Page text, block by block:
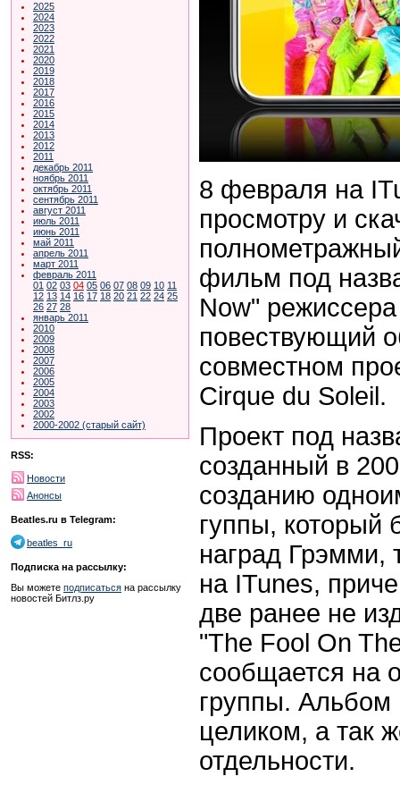
2025
2024
2023
2022
2021
2020
2019
2018
2017
2016
2015
2014
2013
2012
2011
декабрь 2011
ноябрь 2011
октябрь 2011
сентябрь 2011
август 2011
июль 2011
июнь 2011
май 2011
апрель 2011
март 2011
февраль 2011
01 02 03 04 05 06 07 08 09 10 11
12 13 14 16 17 18 20 21 22 24 25
26 27 28
январь 2011
2010
2009
2008
2007
2006
2005
2004
2003
2002
2000-2002 (старый сайт)
RSS:
Новости
Анонсы
Beatles.ru в Telegram:
beatles_ru
Подписка на рассылку:
Вы можете подписаться на рассылку
новостей Битлз.ру
8 февраля на
просмотру и
фильм под
Now"
повествующий
совместном
Cirque du Soleil.
Проект под
созданный в
созданию
гуппы, который
наград Грэмми,
на ITunes,
две ранее не
"The Fool On
сообщается на
группы. Альбом
целиком, а так
отдельности.